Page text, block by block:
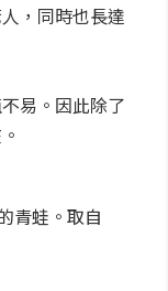
，同時也長達
易。因此除了
青蛙。取自